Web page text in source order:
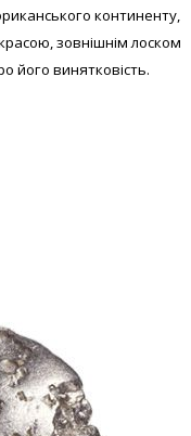
континенту,
зовнішнім лоском
його винятковість.